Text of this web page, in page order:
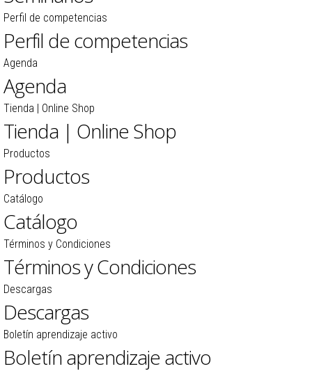
Perfil de competencias
Perfil de competencias
Agenda
Agenda
Tienda | Online Shop
Tienda | Online Shop
Productos
Productos
Catálogo
Catálogo
Términos y Condiciones
Términos y Condiciones
Descargas
Descargas
Boletín aprendizaje activo
Boletín aprendizaje activo